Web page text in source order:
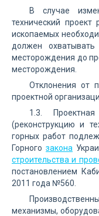
В случае
технический проект
ископаемых
должен
месторождения до
месторождения.
Отклонения от
проектной
1.3.
(реконструкцию и
горных работ
Горного закона
строительства и
постановлением
2011 года №560.
механизмы,